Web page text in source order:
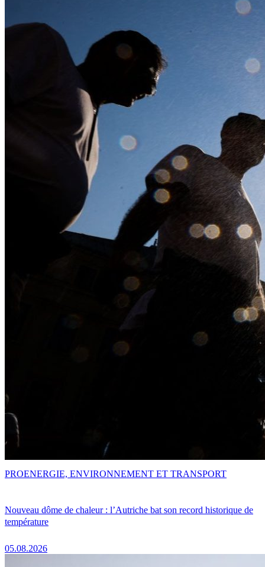
Nouveau dôme de chaleur : l’Autriche bat son record historique de
température
05.08.2026
PROENERGIE, ENVIRONNEMENT ET TRANSPORT